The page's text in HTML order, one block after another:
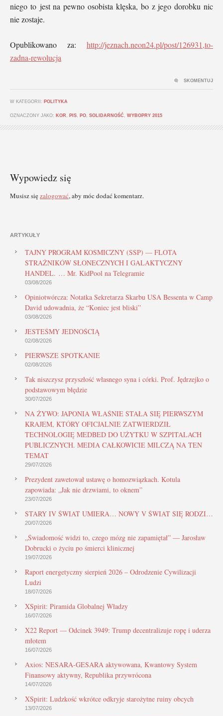
niego to jest na pewno osobista klęska, bo z jego dorobku nic
nie zostaje.
Opublikowano za: http://jeznach.neon24.pl/post/126931,to-
zadna-rewolucja
W KATEGORII: POLITYKA
OZNACZONY JAKO: KOR PIS PO SOLIDARNOŚĆ WYBOPRY 2015
SKOMENTUJ
Wypowiedz się
Musisz sięzalogować, aby móc dodać komentarz.
ARTYKUŁY
TAJNY PROGRAM KOSMICZNY (SSP) — FLOTA
STRAŻNIKÓW SŁONECZNYCH I GALAKTYCZNY
HANDEL. … Mr. KidPool na Telegramie
03/08/2026
Opiniotwórcza: Notatka Sekretarza Skarbu USA Bessenta w Camp
David udowadnia, że “Koniec jest bliski”
03/08/2026
JESTEŚMY JEDNOŚCIĄ
02/08/2026
PIERWSZE SPOTKANIE
02/08/2026
Tak niszczysz przyszłość własnego syna i córki. Prof. Jędrzejko o
podstawowym błędzie
30/07/2026
NA ŻYWO: JAPONIA WŁAŚNIE STAŁA SIĘ PIERWSZYM
KRAJEM, KTÓRY OFICJALNIE ZATWIERDZIŁ
TECHNOLOGIĘ MEDBED DO UŻYTKU W SZPITALACH
PUBLICZNYCH. MEDIA CAŁKOWICIE MILCZĄ NA TEN
TEMAT
29/07/2026
Prezydent zawetował ustawę o homozwiązkach. Kotula
zapowiada: „Jak nie drzwiami, to oknem”
23/07/2026
STARY IV ŚWIAT UMIERA… NOWY V ŚWIAT SIĘ RODZI…
20/07/2026
„Świadomość widzi to, czego mózg nie zapamiętał” — Jarosław
Dobrucki o życiu po śmierci klinicznej
19/07/2026
Raport energetyczny sierpień 2026 – Odrodzenie Cywilizacji
Ludzi
18/07/2026
XSpirit: Piramida Globalnej Władzy
16/07/2026
X22 Report — Odcinek 3949: Trump decentralizuje ropę i uderza
młotem
16/07/2026
Axios: NESARA-GESARA aktywowana, Kwantowy System
Finansowy aktywny, Republika przywrócona
14/07/2026
XSpirit: Ludzkość wkrótce odkryje starożytne ruiny obcych
13/07/2026